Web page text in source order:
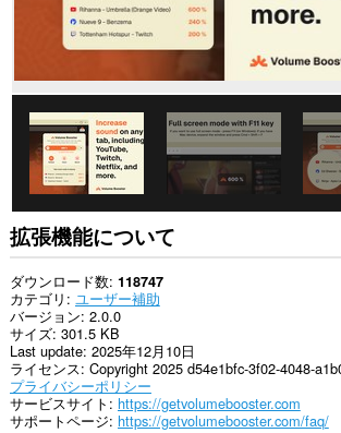
ク
す。
こ
の
拡
張
機
能
は
一
部
の
サ
イ
拡張機能について
ダウンロード数 118747
カテゴリ ユーザー補助
バージョン 2.0.0
サイズ 301.5 KB
Last update 2025年12月10日
ライセンス Copyright 2025 d54e1bfc-3f02-4048-
プライバシーポリシー
サービスサイト https://getvolumebooster.com
サポートページ https://getvolumebooster.com/faq/